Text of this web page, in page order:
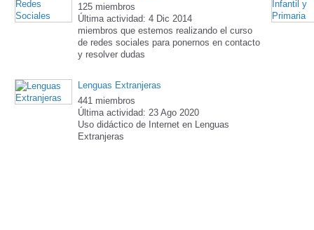
125 miembros
Última actividad: 4 Dic 2014
miembros que estemos realizando el curso
de redes sociales para ponernos en contacto
y resolver dudas
Lenguas Extranjeras
441 miembros
Última actividad: 23 Ago 2020
Uso didáctico de Internet en Lenguas
Extranjeras